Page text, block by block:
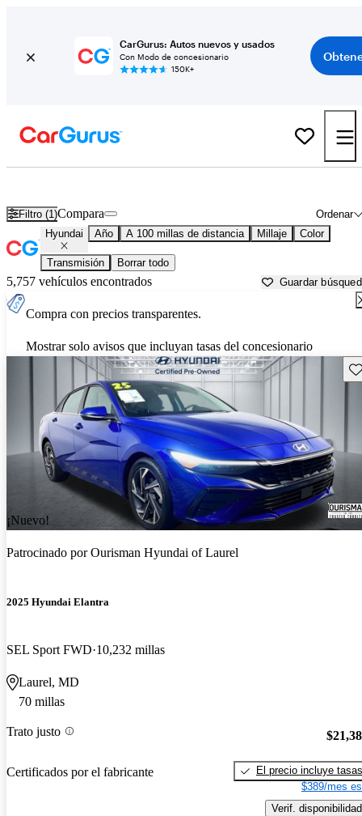
CarGurus: Autos nuevos y usados
Con Modo de concesionario
150K+
Filtro (1) Ordenar
Compara
Hyundai Año A 100 millas de distancia Millaje Color
Transmisión Borrar todo
5,757 vehículos encontrados Guardar
Compra con precios transparentes.
Mostrar solo avisos que incluyan tasas del concesionario
¡Nuevo!
Patrocinado porOurisman Hyundai of Laurel
2025 Hyundai Elantra
SEL Sport FWD 10,232 millas
Laurel, MD
70 millas
Trato justo
Certificados por el fabricante
El precio incluye tasas
$389/mes
Verif. disponibilidad